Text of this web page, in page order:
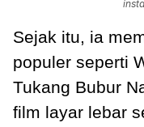
Sejak itu, ia
populer seperti
Tukang Bubur
film layar lebar